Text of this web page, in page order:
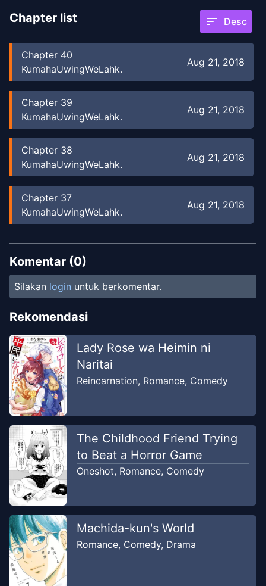
Chapter list sort Desc
Chapter 40
KumahaUwingWeLahk.
Aug 21, 2018
Chapter 39
KumahaUwingWeLahk.
Aug 21, 2018
Chapter 38
KumahaUwingWeLahk.
Aug 21, 2018
Chapter 37
KumahaUwingWeLahk.
Aug 21, 2018
Chapter36
KumahaUwingWeLahk.
Chapter35
KumahaUwingWeLahk.
Jul 8, 2018
Chapter34
KumahaUwingWeLahk.
Jul 8, 2018
Chapter33
KumahaUwingWeLahk.
Chapter 32
KumahaUwingWeLahk.
Jul 8, 2018
Chapter31
KumahaUwingWeLahk.
Chapter30
KumahaUwingWeLahk.
Jul 1, 2018
Chapter29
Komentar (0)
Silakan login untuk berkomentar.
Rekomendasi
Lady Rose wa Heimin ni
Naritai
Reincarnation, Romance, Comedy
The Childhood Friend Trying
to Beat a Horror Game
Oneshot, Romance, Comedy
Machida-kun's World
Romance, Comedy, Drama